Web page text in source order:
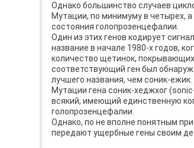
Однако большинство случаев
Мутации, по минимуму в четырех,
состояния голопрозенцефалии.
Один из этих генов кодирует
название в начале 1980-х годов,
количество щетинок,
соответствующий ген был
лучшего названия, чем соник-ежик.
Мутации гена соник-хеджхог
всякий, имеющий единственную
голопрозенцефалии.
Однако, по не вполне понятным
передают ущербные гены своим